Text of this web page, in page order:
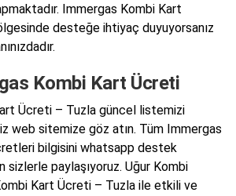
Immergas Kombi Kart
desteğe ihtiyaç duyuyorsanız
Kombi Kart Ücreti
Ücreti – Tuzla güncel listemizi
web sitemize göz atın. Tüm Immergas
bilgisini whatsapp destek
sizlerle paylaşıyoruz. Uğur Kombi
Kart Ücreti – Tuzla ile etkili ve